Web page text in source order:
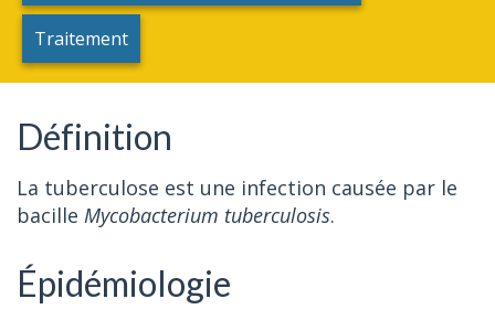
Traitement
Définition
La tuberculose est une infection causée par le
bacille Mycobacterium tuberculosis.
Épidémiologie